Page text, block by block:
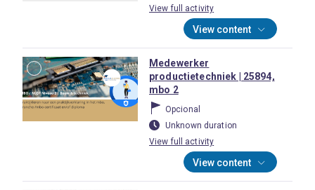
View full activity
View content
Medewerker
productietechniek | 25894,
mbo 2
Opcional
Unknown duration
View full activity
View content